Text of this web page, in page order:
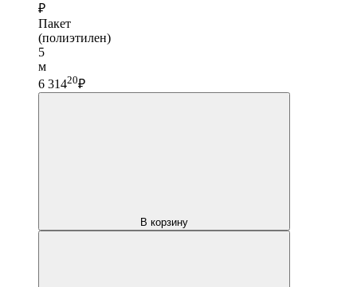
₽
Пакет
(полиэтилен)
5
м
6 31420₽
В корзину